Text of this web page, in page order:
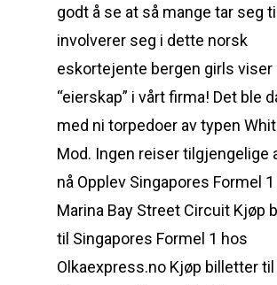
godt å se at så mange tar seg
involverer seg i dette norsk
eskortejente bergen girls viser
“eierskap” i vårt firma! Det ble
med ni torpedoer av typen
Mod. Ingen reiser tilgjengelige
nå Opplev Singapores Formel 1
Marina Bay Street Circuit Kjøp
til Singapores Formel 1 hos
Olkaexpress.no Kjøp billetter til